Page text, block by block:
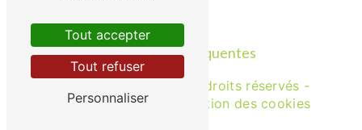
Recherches fréquentes
- 2026 - Tous droits réservés -
Mentions légales
Gestion des cookies
Tout accepter
Tout refuser
Personnaliser